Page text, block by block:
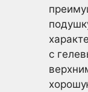
с